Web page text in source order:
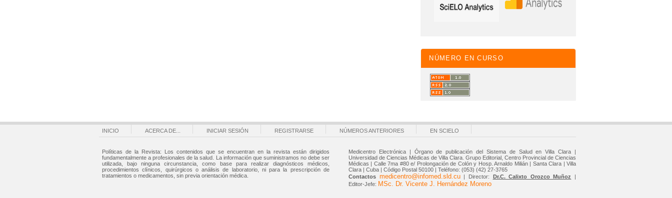
NÚMERO EN CURSO
INICIO ACERCA DE... INICIAR SESIÓN REGISTRARSE NÚMEROS ANTERIORES EN SCIELO
Políticas de la Revista: Los contenidos que se encuentran en la revista están dirigidos
fundamentalmente a profesionales de la salud. La información que suministramos no debe ser
utilizada, bajo ninguna circunstancia, como base para realizar diagnósticos médicos,
procedimientos clínicos, quirúrgicos o análisis de laboratorio, ni para la prescripción de
tratamientos o medicamentos, sin previa orientación médica.
Medicentro Electrónica | Órgano de publicación del Sistema de Salud en Villa Clara |
Universidad de Ciencias Médicas de Villa Clara. Grupo Editorial, Centro Provincial de Ciencias
Médicas | Calle 7ma #80 e/ Prolongación de Colón y Hosp. Arnaldo Milián | Santa Clara | Villa
Clara | Cuba | Código Postal 50100 | Teléfono: (053) (42) 27-3765
Contactos medicentro@infomed.sld.cu | Director: Dr.C. Calixto Orozco Muñoz
|
Editor-Jefe: MSc. Dr. Vicente J. Hernández Moreno